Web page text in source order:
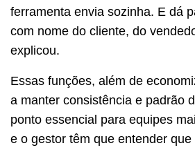
ferramenta envia sozinha. E dá
com nome do cliente, do
explicou.
Essas funções, além de
a manter consistência e padrão
ponto essencial para equipes
e o gestor têm que entender